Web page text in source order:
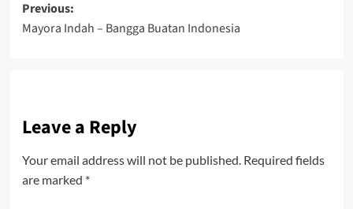
Post
navigation
Previous:
Mayora Indah – Bangga Buatan Indonesia
Leave a Reply
Your email address will not be published. Required fields
are marked *